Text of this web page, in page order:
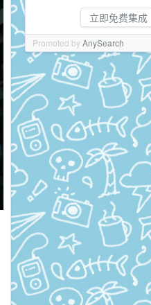
立即免费集成
Promoted byAnySearch